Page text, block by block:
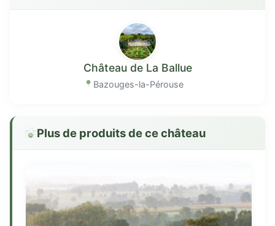
Château de La Ballue
Bazouges-la-Pérouse
Plus de produits de ce château